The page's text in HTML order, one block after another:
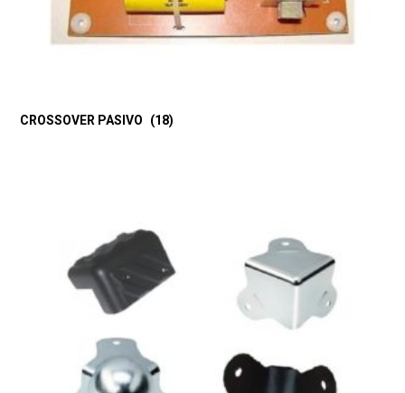
CROSSOVER PASIVO (18)